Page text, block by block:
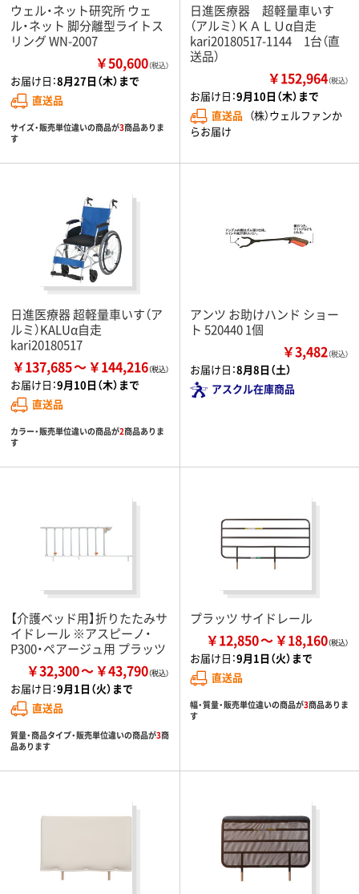
ウェル・ネット研究所 ウェ
ル・ネット 脚分離型ライトス
リング WN-2007
￥50,600（税込）
お届け日：8月27日（木）まで
直送品
サイズ・販売単位違いの商品が3商品ありま
す
日進医療器 超軽量車いす
（アルミ）ＫＡＬＵα自走
kari20180517-1144 1台（直
送品）
￥152,964（税込）
お届け日：9月10日（木）まで
直送品 （株）ウェルファンか
らお届け
日進医療器 超軽量車いす（ア
ルミ）KALUα自走
kari20180517
￥137,685 ￥144,216
お届け日：9月10日（木）まで
直送品
カラー・販売単位違いの商品が2商品ありま
す
アンツ お助けハンド ショー
ト 520440 1個
￥3,482（税込）
お届け日：8月8日（土）
アスクル在庫商品
【介護ベッド用】折りたたみサ
イドレール ※アスピーノ・
P300・ペアージュ用 プラッツ
￥32,300 ￥43,790
お届け日：9月1日（火）まで
直送品
質量・商品タイプ・販売単位違いの商品が3商
品あります
プラッツ サイドレール
￥12,850 ￥18,160
お届け日：9月1日（火）まで
直送品
幅・質量・販売単位違いの商品が3商品ありま
す